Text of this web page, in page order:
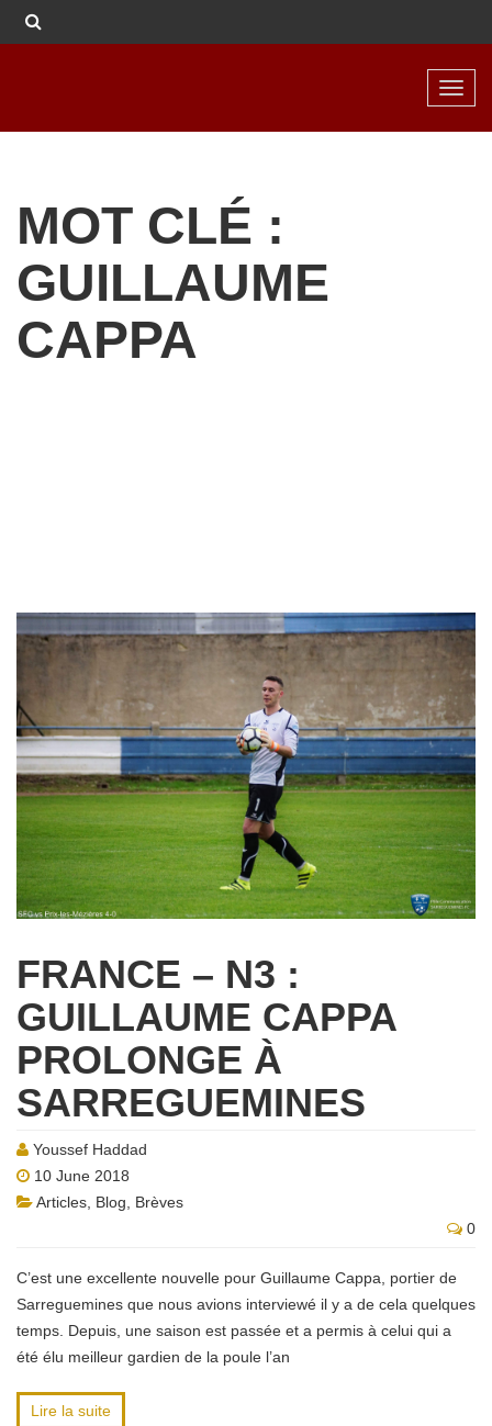
MOT CLÉ :
GUILLAUME
CAPPA
FRANCE – N3 :
GUILLAUME CAPPA
PROLONGE À
SARREGUEMINES
Youssef Haddad
10 June 2018
Articles Blog
Brèves
0
C’est une excellente nouvelle pour Guillaume Cappa, portier de
Sarreguemines que nous avions interviewé il y a de cela quelques
temps. Depuis, une saison est passée et a permis à celui qui a
été élu meilleur gardien de la poule l’an
Lire la suite